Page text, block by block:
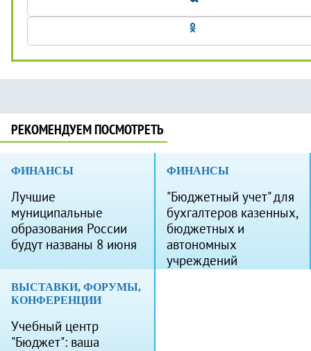
РЕКОМЕНДУЕМ ПОСМОТРЕТЬ
ФИНАНСЫ
Лучшие
муниципальные
образования России
будут названы 8 июня
ФИНАНСЫ
"Бюджетный учет" для
бухгалтеров казенных,
бюджетных и
автономных
учреждений
ВЫСТАВКИ, ФОРУМЫ,
КОНФЕРЕНЦИИ
Учебный центр
"Бюджет": ваша